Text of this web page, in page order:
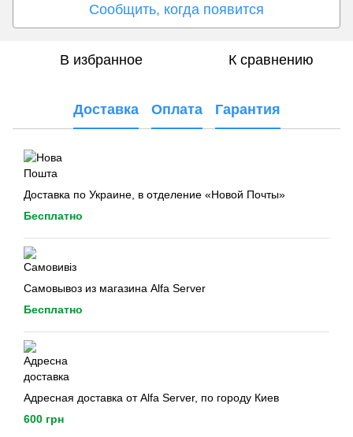
Сообщить, когда появится
В избранное К сравнению
Доставка Оплата Гарантия
Доставка по Украине, в отделение «Новой Почты»
Бесплатно
Самовывоз из магазина Alfa Server
Бесплатно
Адресная доставка от Alfa Server, по городу Киев
600 грн